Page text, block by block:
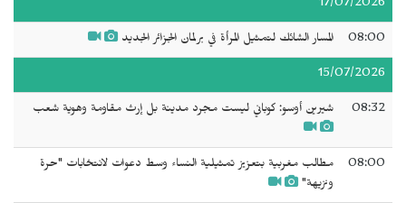
17/07/2026
08:00 المسار الشائك لتمثيل المرأة في برلمان الجزائر الجديد
15/07/2026
08:32 شيرين أوسو: كوباني ليست مجرد مدينة بل إرث مقاومة وهوية شعب
08:00
مطالب مغربية بتعزيز تمثيلية النساء وسط دعوات لانتخابات "حرة
ونزيهة"